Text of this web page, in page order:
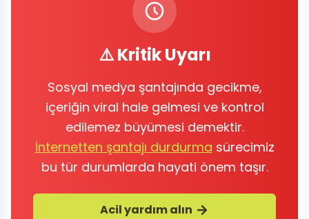
⚠️ Kritik Uyarı
Sosyal medya şantajında gecikme,
içeriğin viral hale gelmesi ve kontrol
edilemez büyümesi demektir.
İnternetten şantajı durdurma sürecimiz
bu tür durumlarda hayati önem taşır.
Acil yardım alın